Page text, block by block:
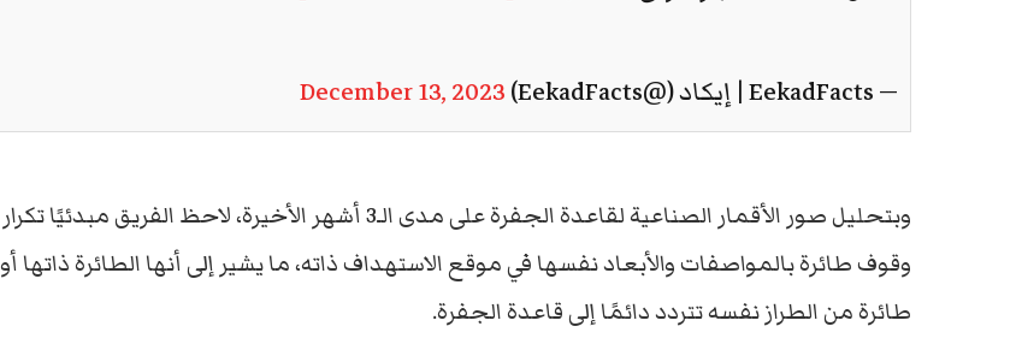
— EekadFacts | إيكاد (@EekadFacts) December 13, 2023
وبتحليل صور الأقمار الصناعية لقاعدة الجفرة على مدى الـ3 أشهر الأخيرة، لاحظ الفريق مبدئيًا تكرار
وقوف طائرة بالمواصفات والأبعاد نفسها في موقع الاستهداف ذاته، ما يشير إلى أنها الطائرة ذاتها أو
طائرة من الطراز نفسه تتردد دائمًا إلى قاعدة الجفرة.